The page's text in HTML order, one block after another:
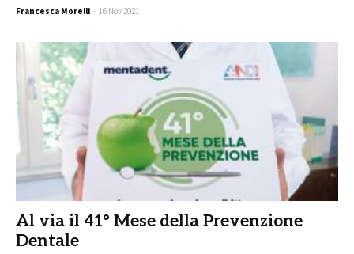
Francesca Morelli - 16 Nov 2021
Al via il 41° Mese della Prevenzione
Dentale